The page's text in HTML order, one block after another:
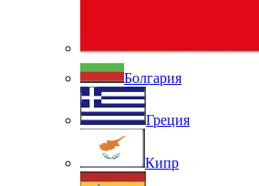
Болгария
Греция
Кипр